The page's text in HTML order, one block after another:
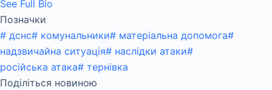
See Full Bio
Позначки
# дснс# комунальники# матеріальна допомога#
надзвичайна ситуація# наслідки атаки#
російська атака# тернівка
Поділіться новиною